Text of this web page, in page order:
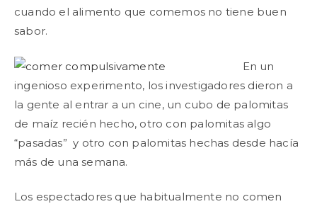
cuando el alimento que comemos no tiene buen
sabor.
En un
ingenioso experimento, los investigadores dieron a
la gente al entrar a un cine, un cubo de palomitas
de maíz recién hecho, otro con palomitas algo
“pasadas” y otro con palomitas hechas desde hacía
más de una semana.
Los espectadores que habitualmente no comen